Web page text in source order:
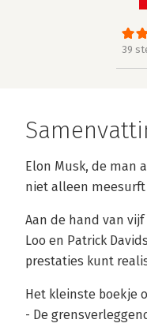
39
Elon Musk, de man
niet alleen meesurft
Aan de hand van
Loo en Patrick
prestaties kunt
Het kleinste boekje
- De